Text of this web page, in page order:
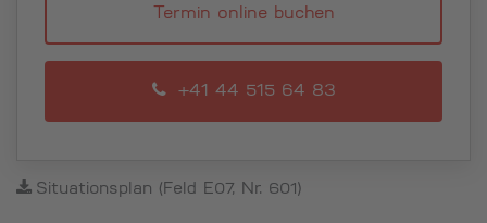
Termin online buchen
+41 44 515 64 83
Situationsplan (Feld E07, Nr. 601)